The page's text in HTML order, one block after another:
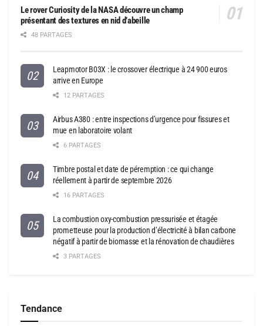
Le rover Curiosity de la NASA découvre un champ
présentant des textures en nid d’abeille
48 PARTAGES
Leapmotor B03X : le crossover électrique à 24 900 euros
arrive en Europe
12 PARTAGES
Airbus A380 : entre inspections d’urgence pour fissures et
mue en laboratoire volant
6 PARTAGES
Timbre postal et date de péremption : ce qui change
réellement à partir de septembre 2026
16 PARTAGES
La combustion oxy-combustion pressurisée et étagée
prometteuse pour la production d’électricité à bilan carbone
négatif à partir de biomasse et la rénovation de chaudières
3 PARTAGES
Tendance